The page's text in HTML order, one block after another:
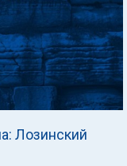
Лозинский